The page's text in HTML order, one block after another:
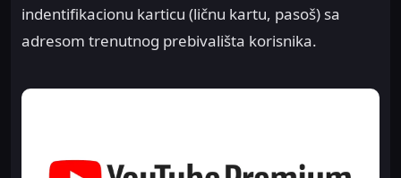
indentifikacionu karticu (ličnu kartu, pasoš) sa
adresom trenutnog prebivališta korisnika.